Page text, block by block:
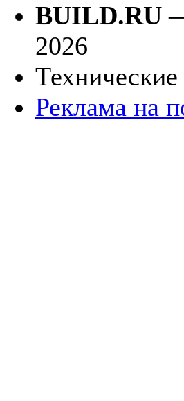
BUILD.RU
2026
Реклама на